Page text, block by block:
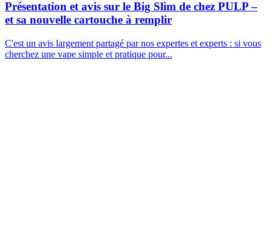
Présentation et avis sur le Big Slim de chez PULP –
et sa nouvelle cartouche à remplir
C'est un avis largement partagé par nos expertes et experts : si vous
cherchez une vape simple et pratique pour...